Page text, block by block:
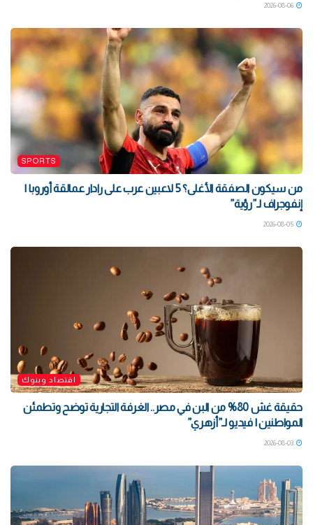
SPORTS
من سيكون الصفقة الأغلى؟ 5 لاعبين عرب على رادار عمالقة أوروبا |
إنفوجراف لـ”رؤية”
اقتصاد وبنوك
حقيقة غش 80% من البن في مصر.. الغرفة التجارية توضح وتطمئن
المواطنين | فيديو لـ”أزهري”